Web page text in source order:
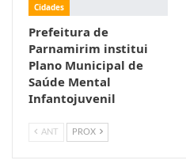
Cidades
Prefeitura de
Parnamirim institui
Plano Municipal de
Saúde Mental
Infantojuvenil
ANT PROX